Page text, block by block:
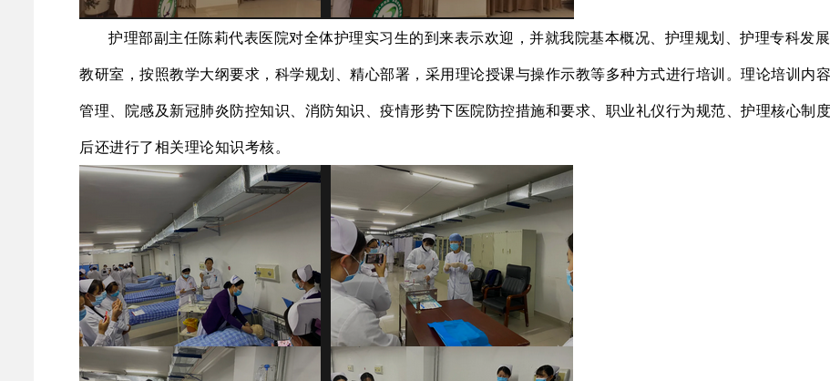
护理部副主任陈莉代表医院对全体护理实习生的到来表示欢迎，并就我院基本概况、护理规划、护理专科发
教研室，按照教学大纲要求，科学规划、精心部署，采用理论授课与操作示教等多种方式进行培训。理论培训内
管理、院感及新冠肺炎防控知识、消防知识、疫情形势下医院防控措施和要求、职业礼仪行为规范、护理核心制
后还进行了相关理论知识考核。